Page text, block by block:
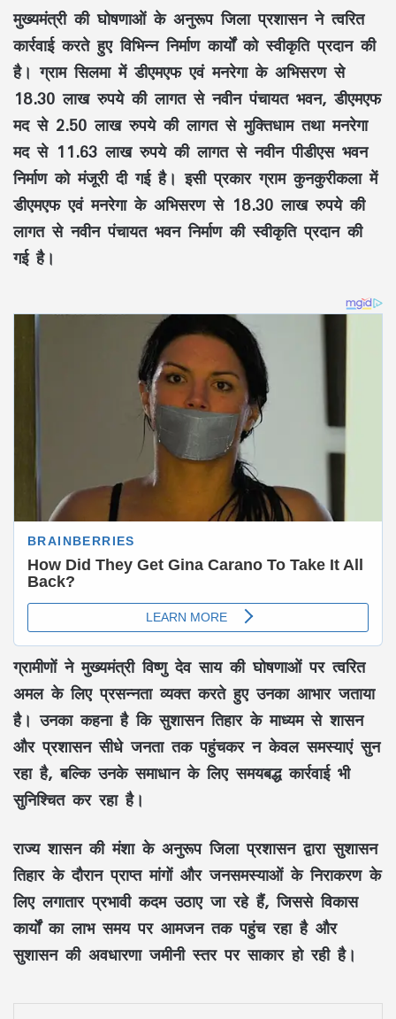
मुख्यमंत्री की घोषणाओं के अनुरूप जिला प्रशासन ने त्वरित
कार्रवाई करते हुए विभिन्न निर्माण कार्यों को स्वीकृति प्रदान की
है। ग्राम सिलमा मेंडीएमएफएवंमनरेगाके अभिसरण से
18.30 लाख रुपये की लागत से नवीनपंचायत भवन, डीएमएफ
मद से 2.50 लाख रुपये की लागत सेमुक्तिधामतथा मनरेगा
मद से 11.63 लाख रुपये की लागत से नवीनपीडीएस भवन
निर्माण को मंजूरी दी गई है। इसी प्रकार ग्राम कुनकुरीकला में
डीएमएफ एवं मनरेगा के अभिसरण से 18.30 लाख रुपये की
लागत से नवीन पंचायत भवन निर्माण की स्वीकृति प्रदान की
गई है।
ग्रामीणों ने मुख्यमंत्रीविष्णु देव सायकी घोषणाओं पर त्वरित
अमल के लिए प्रसन्नता व्यक्त करते हुए उनका आभार जताया
है। उनका कहना है किसुशासन तिहारके माध्यम से शासन
और प्रशासन सीधे जनता तक पहुंचकर न केवल समस्याएं सुन
रहा है, बल्कि उनके समाधान के लिए समयबद्ध कार्रवाई भी
सुनिश्चित कर रहा है।
राज्य शासन की मंशा के अनुरूप जिला प्रशासन द्वारा सुशासन
तिहार के दौरान प्राप्त मांगों और जनसमस्याओं के निराकरण के
लिए लगातार प्रभावी कदम उठाए जा रहे हैं, जिससे विकास
कार्यों का लाभ समय पर आमजन तक पहुंच रहा है और
सुशासन की अवधारणा जमीनी स्तर पर साकार हो रही है।